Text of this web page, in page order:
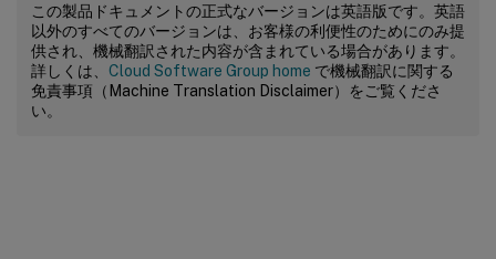
この製品ドキュメントの正式なバージョンは英語版です。英語
以外のすべてのバージョンは、お客様の利便性のためにのみ提
供され、機械翻訳された内容が含まれている場合があります。
詳しくは、 Cloud Software Group home で機械翻訳に関する
免責事項（Machine Translation Disclaimer）をご覧くださ
い。